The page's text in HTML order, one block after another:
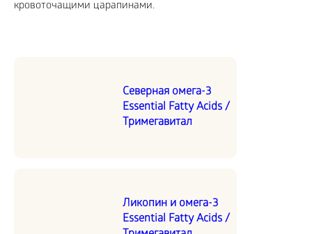
кровоточащими царапинами.
Северная омега-3
Essential Fatty Acids /
Тримегавитал
Ликопин и омега-3
Essential Fatty Acids /